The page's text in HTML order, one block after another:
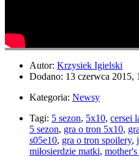
Autor: Krzysiek Igielski
Dodano: 13 czerwca 2015,
Kategoria: Newsy
Tagi: 5 sezon, 5x10, cersei
5 sezon, gra o tron 5x10,
s05e10, gra o tron spoilery,
miłosierdzie matki,